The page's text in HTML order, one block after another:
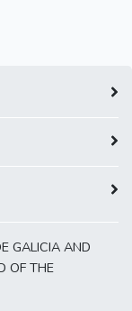
GALICIA AND
OF THE